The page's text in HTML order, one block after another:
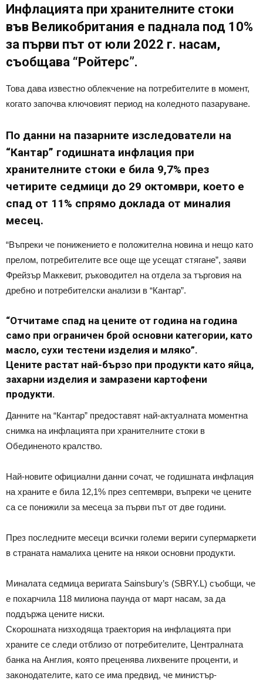
Инфлацията при хранителните стоки
във Великобритания е паднала под 10%
за първи път от юли 2022 г. насам,
съобщава “Ройтерс”.
Това дава известно облекчение на потребителите в момент,
когато започва ключовият период на коледното пазаруване.
По данни на пазарните изследователи на
“Кантар” годишната инфлация при
хранителните стоки е била 9,7% през
четирите седмици до 29 октомври, което е
спад от 11% спрямо доклада от миналия
месец.
“Въпреки че понижението е положителна новина и нещо като
прелом, потребителите все още ще усещат стягане”, заяви
Фрейзър Маккевит, ръководител на отдела за търговия на
дребно и потребителски анализи в “Кантар”.
“Отчитаме спад на цените от година на година
само при ограничен брой основни категории, като
масло, сухи тестени изделия и мляко”.
Цените растат най-бързо при продукти като яйца,
захарни изделия и замразени картофени
продукти.
Данните на “Кантар” предоставят най-актуалната моментна
снимка на инфлацията при хранителните стоки в
Обединеното кралство.
Най-новите официални данни сочат, че годишната инфлация
на храните е била 12,1% през септември, въпреки че цените
са се понижили за месеца за първи път от две години.
През последните месеци всички големи вериги супермаркети
в страната намалиха цените на някои основни продукти.
Миналата седмица веригата Sainsbury’s (SBRY.L) съобщи, че
е похарчила 118 милиона паунда от март насам, за да
поддържа цените ниски.
Скорошната низходяща траектория на инфлацията при
храните се следи отблизо от потребителите, Централната
банка на Англия, която преценява лихвените проценти, и
законодателите, като се има предвид, че министър-